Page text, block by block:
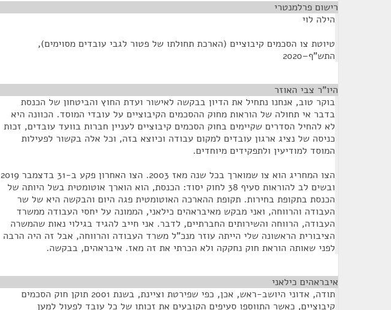
רישום פרלמנטרי
הילה לוי
טיוטת צו הסכמים קיבוציים (הארכת תחולתו של פטור לגבי עובדים מסוימים),
התש"ף–2020
היו"ר צבי האוזר
בוקר טוב, אנחנו נתחיל את הדיון בבקשה לאישור ועדת החוץ והביטחון של הכנסת
בדבר אי תחולה של הוראות מחוק ההסכמים הקיבוציים על עובדי המוסד. הכוונה היא
לא להחיל הסדרים שקיימים בחוק הסכמים קיבוציים לעניין חברות בוועד עובדים, זכות
כניסה של נציג ארגון עובדים למקום עבודה וכיוצא בזה, וכל אלה בקשור לפעילות
המוסד למודיעין ולתפקידים מיוחדים.
הצו המחריג הוא צו שמוארך בכל שנה מאז 2003. הצו האחרון פקע ב-31 בדצמבר 2019
ובשים לב להוראות סעיף 38 לחוק יסוד: הכנסת, הוא הוארך אוטומטית בשל היותה של
הכנסת בתקופת בחירות. תקופת ההארכה האוטומטית פגה היום והבקשה היא של שר
העבודה והרווחה, ואני מבקש מאיבראהים כילאני, הממונה על יחסי העבודה ממשרד
העבודה, הרווחה והשירותים החברתיים, לדבר. אני חייב להגיד בגילוי נאות שהמשרה
הציבורית הראשונה שלי הייתה עוזר מנכ"ל משרד העבודה והרווחה, אבל זה היה הרבה
לפני שאותה הוראת חוק נחקקה ולא הכרתי את זה מאז. איבראהים, בבקשה.
איבראהים כילאני
תודה, אדוני היושב-ראש, אכן, כפי שפירטת וציינת, בשנת 2001 תוקן חוק הסכמים
קיבוציים, כאשר התווספו סעיפים הקובעים את זכותו של כל עובד לפעול למען